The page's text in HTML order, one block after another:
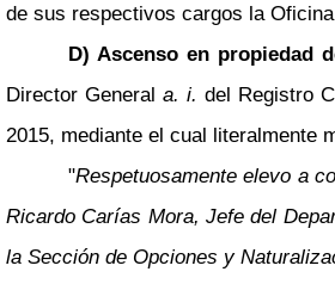
de sus respectivos cargos la
D) Ascenso en propiedad
Director Generala. i. del Registro
2015, mediante el cual literalmente
"Respetuosamente elevo a
Ricardo Carías Mora, Jefe del
la Sección de Opciones y